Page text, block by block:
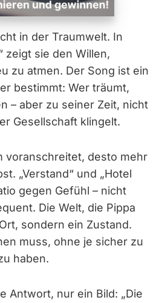
in der Traumwelt. In
zeigt sie den Willen,
zu atmen. Der Song ist ein
bestimmt: Wer träumt,
– aber zu seiner Zeit, nicht
Gesellschaft klingelt.
voranschreitet, desto mehr
„Verstand“ und „Hotel
gegen Gefühl – nicht
Die Welt, die Pippa
sondern ein Zustand.
muss, ohne je sicher zu
haben.
Antwort, nur ein Bild: „Die